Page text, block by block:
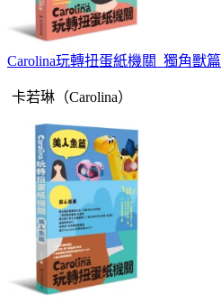
Carolina玩轉扭蛋紙機關_獨角獸篇
卡若琳（Carolina）